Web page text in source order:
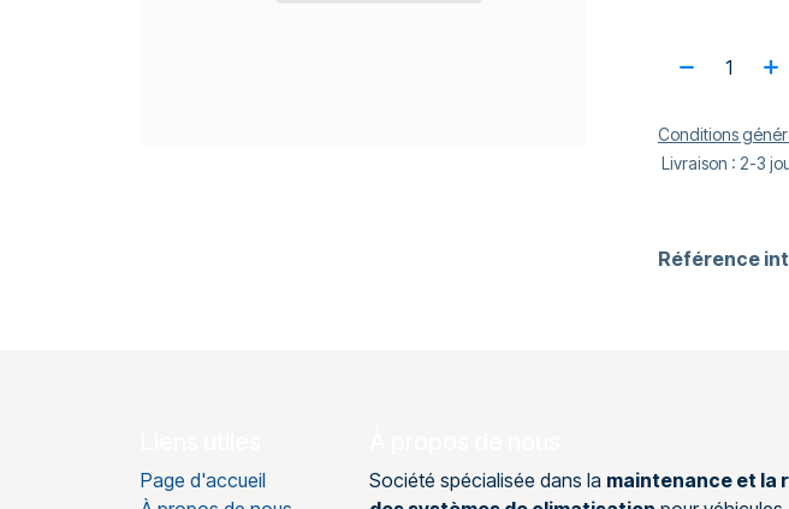
Conditions
Livraison : 2-3
Référence
Page d'accueil
Société spécialisée dans la maintenance et la